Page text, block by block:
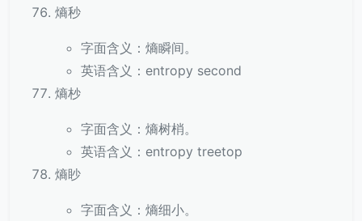
熵秒
字面含义：熵瞬间。
英语含义：entropy second
熵杪
字面含义：熵树梢。
英语含义：entropy treetop
熵眇
字面含义：熵细小。